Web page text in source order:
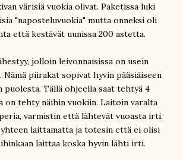
värisiä vuokia olivat. Paketissa luki
"naposteluvuokia" mutta onneksi oli
että kestävät uunissa 200 astetta.
jolloin leivonnaisissa on usein
Nämä piirakat sopivat hyvin pääsiäiseen
puolesta. Tällä ohjeella saat tehtyä 4
on tehty näihin vuokiin. Laitoin varalta
varmistin että lähtevät vuoasta irti.
laittamatta ja totesin että ei olisi
laittaa koska hyvin lähti irti.